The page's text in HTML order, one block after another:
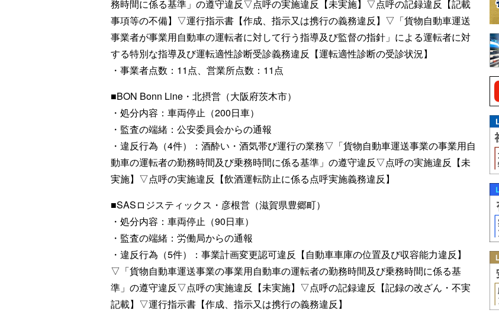
務時間に係る基準」の遵守違反▽点呼の実施違反【未実施】▽点呼の記録違反【記載
事項等の不備】▽運行指示書【作成、指示又は携行の義務違反】▽「貨物自動車運送
事業者が事業用自動車の運転者に対して行う指導及び監督の指針」による運転者に対
する特別な指導及び運転適性診断受診義務違反【運転適性診断の受診状況】
・事業者点数：11点、営業所点数：11点
■BON Bonn Line・北摂営（大阪府茨木市）
・処分内容：車両停止（200日車）
・監査の端緒：公安委員会からの通報
・違反行為（4件）：酒酔い・酒気帯び運行の業務▽「貨物自動車運送事業の事業用自
動車の運転者の勤務時間及び乗務時間に係る基準」の遵守違反▽点呼の実施違反【未
実施】▽点呼の実施違反【飲酒運転防止に係る点呼実施義務違反】
■SASロジスティックス・彦根営（滋賀県豊郷町）
・処分内容：車両停止（90日車）
・監査の端緒：労働局からの通報
・違反行為（5件）：事業計画変更認可違反【自動車車庫の位置及び収容能力違反】
▽「貨物自動車運送事業の事業用自動車の運転者の勤務時間及び乗務時間に係る基
準」の遵守違反▽点呼の実施違反【未実施】▽点呼の記録違反【記録の改ざん・不実
記載】▽運行指示書【作成、指示又は携行の義務違反】